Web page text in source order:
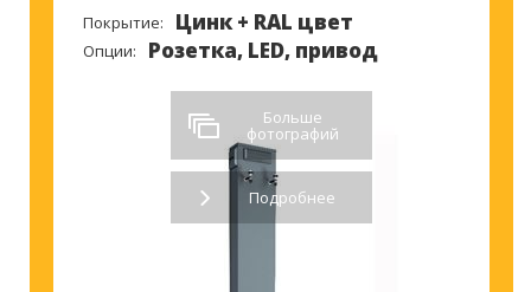
Покрытие: Цинк + RAL цвет
Опции: Розетка, LED, привод
Больше
фотографий
Подробнее